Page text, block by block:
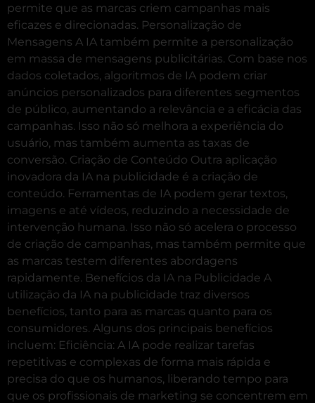
permite que as marcas criem campanhas mais
eficazes e direcionadas. Personalização de
Mensagens A IA também permite a personalização
em massa de mensagens publicitárias. Com base nos
dados coletados, algoritmos de IA podem criar
anúncios personalizados para diferentes segmentos
de público, aumentando a relevância e a eficácia das
campanhas. Isso não só melhora a experiência do
usuário, mas também aumenta as taxas de
conversão. Criação de Conteúdo Outra aplicação
inovadora da IA na publicidade é a criação de
conteúdo. Ferramentas de IA podem gerar textos,
imagens e até vídeos, reduzindo a necessidade de
intervenção humana. Isso não só acelera o processo
de criação de campanhas, mas também permite que
as marcas testem diferentes abordagens
rapidamente. Benefícios da IA na Publicidade A
utilização da IA na publicidade traz diversos
benefícios, tanto para as marcas quanto para os
consumidores. Alguns dos principais benefícios
incluem: Eficiência: A IA pode realizar tarefas
repetitivas e complexas de forma mais rápida e
precisa do que os humanos, liberando tempo para
que os profissionais de marketing se concentrem em